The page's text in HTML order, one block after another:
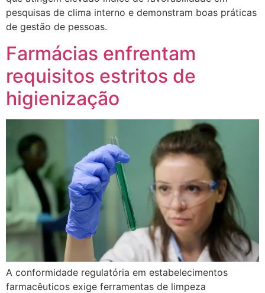
pesquisas de clima interno e demonstram boas práticas
de gestão de pessoas.
Farmácias enfrentam
requisitos estritos de
higienização
A conformidade regulatória em estabelecimentos
farmacêuticos exige ferramentas de limpeza